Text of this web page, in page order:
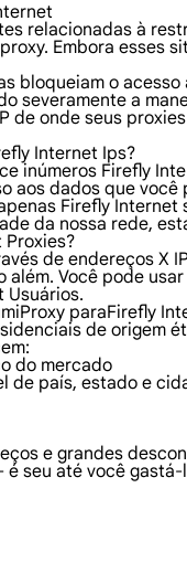
relacionadas à
Embora esses
bloqueiam o
severamente a
de onde seus
Internet Ips?
inúmeros Firefly
aos dados que
Firefly
da nossa rede,
de endereços X
além. Você pode
Usuários.
paraFirefly
de origem
do mercado
de país, estado e
e grandes
seu até você